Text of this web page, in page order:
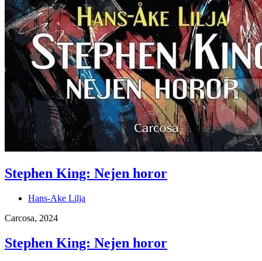
Stephen King: Nejen horor
Hans-Ake Lilja
Carcosa, 2024
Stephen King: Nejen horor